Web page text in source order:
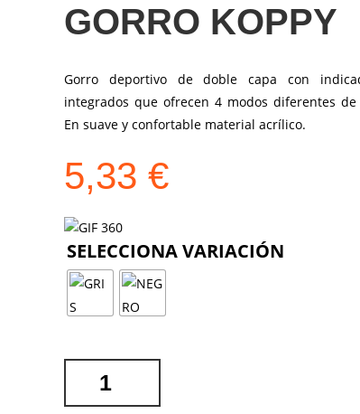
GORRO KOPPY
Gorro deportivo de doble capa con
integrados que ofrecen 4 modos diferentes de
En suave y confortable material acrílico.
5,33 €
KOPPY
CANTIDAD